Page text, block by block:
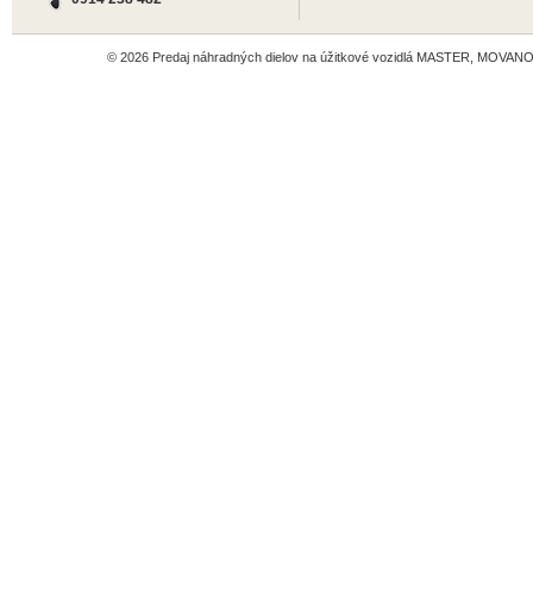
© 2026 Predaj náhradných dielov na úžitkové vozidlá MASTER,